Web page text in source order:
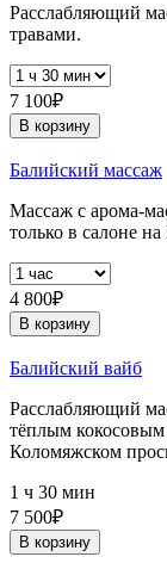
Расслабляющий
травами.
7 100₽
В корзину
Балийский массаж
Массаж с арома-
только в салоне
4 800₽
В корзину
Балийский вайб
Расслабляющий
тёплым кокосовым
Коломяжском
1 ч 30 мин
7 500₽
В корзину